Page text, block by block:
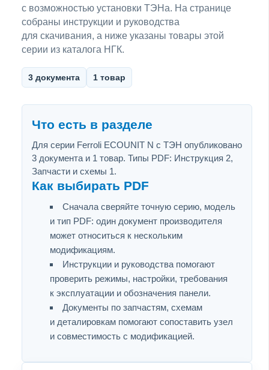
с возможностью установки ТЭНа. На странице
собраны инструкции и руководства
для скачивания, а ниже указаны товары этой
серии из каталога НГК.
3 документа 1 товар
Что есть в разделе
Для серии Ferroli ECOUNIT N с ТЭН опубликовано
3 документа и 1 товар. Типы PDF: Инструкция 2,
Запчасти и схемы 1.
Как выбирать PDF
Сначала сверяйте точную серию, модель
и тип PDF: один документ производителя
может относиться к нескольким
модификациям.
Инструкции и руководства помогают
проверить режимы, настройки, требования
к эксплуатации и обозначения панели.
Документы по запчастям, схемам
и деталировкам помогают сопоставить узел
и совместимость с модификацией.